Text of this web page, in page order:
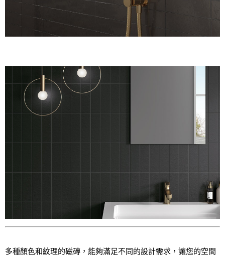
多種顏色和紋理的磁磚，能夠滿足不同的設計需求，讓您的空間